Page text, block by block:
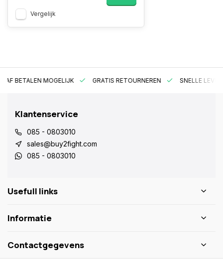
Vergelijk
BETALEN MOGELIJK GRATIS RETOURNEREN SNELLE
Klantenservice
085 - 0803010
sales@buy2fight.com
085 - 0803010
Usefull links
Informatie
Contactgegevens